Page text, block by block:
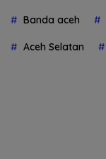
Banda aceh
Aceh Selatan